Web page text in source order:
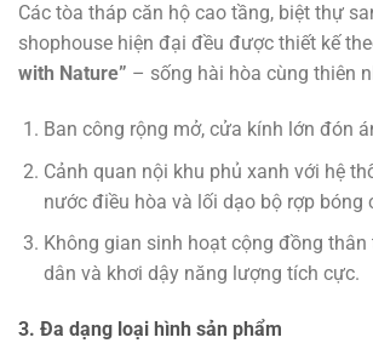
Các tòa tháp căn hộ cao tầng, biệt thự
shophouse hiện đại đều được thiết kế
with Nature” – sống hài hòa cùng thiên
Ban công rộng mở, cửa kính lớn đón
Cảnh quan nội khu phủ xanh với hệ
nước điều hòa và lối dạo bộ rợp bóng
Không gian sinh hoạt cộng đồng thân
dân và khơi dậy năng lượng tích cực.
3. Đa dạng loại hình sản phẩm